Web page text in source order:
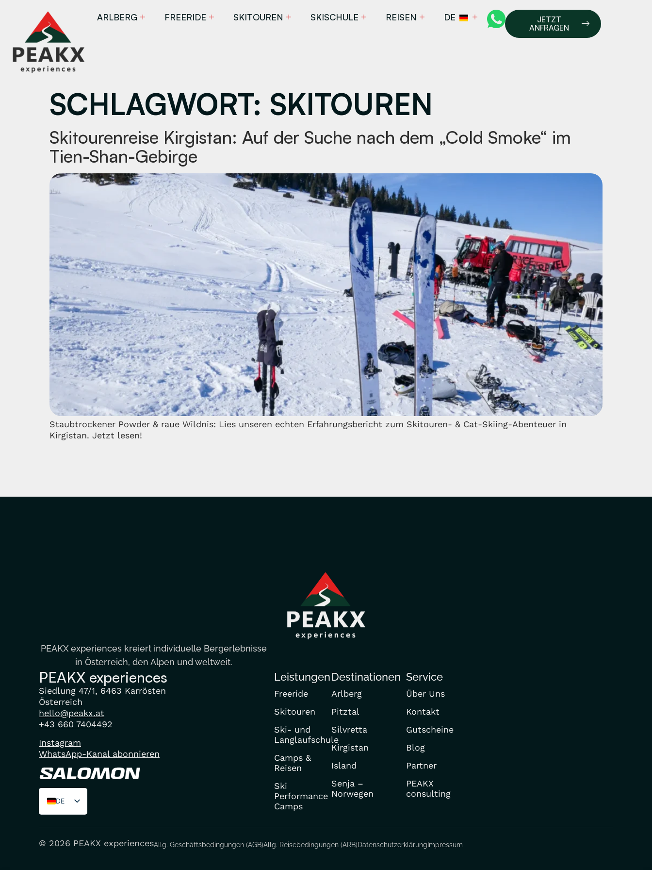
ARLBERG FREERIDE SKITOUREN SKISCHULE REISEN DE
JETZT
ANFRAGEN
SCHLAGWORT: SKITOUREN
Skitourenreise Kirgistan: Auf der Suche nach dem „Cold Smoke“ im
Tien-Shan-Gebirge
Staubtrockener Powder & raue Wildnis: Lies unseren echten Erfahrungsbericht zum Skitouren- & Cat-Skiing-Abenteuer in
Kirgistan. Jetzt lesen!
PEAKX experiences kreiert individuelle Bergerlebnisse
in Österreich, den Alpen und weltweit.
PEAKX experiences
Siedlung 47/1, 6463 Karrösten
Österreich
hello@peakx.at
+43 660 7404492
Instagram
WhatsApp-Kanal abonnieren
DE
EN
Leistungen
Freeride
Skitouren
Ski- und
Langlaufschule
Camps &
Reisen
Ski
Performance
Camps
Destinationen
Arlberg
Pitztal
Silvretta
Kirgistan
Island
Senja –
Norwegen
Service
Über Uns
Kontakt
Gutscheine
Blog
Partner
PEAKX
consulting
© 2026 PEAKX experiencesAllg. Geschäftsbedingungen (AGB)Allg. Reisebedingungen (ARB)DatenschutzerklärungImpressum